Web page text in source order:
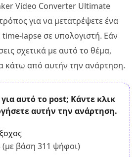
Video Converter Ultimate
για να μετατρέψετε ένα
lapse σε υπολογιστή. Εάν
σχετικά με αυτό το θέμα,
κάτω από αυτήν την ανάρτηση.
αυτό το post; Κάντε κλικ
αυτήν την ανάρτηση.
(με βάση 311 ψήφοι)